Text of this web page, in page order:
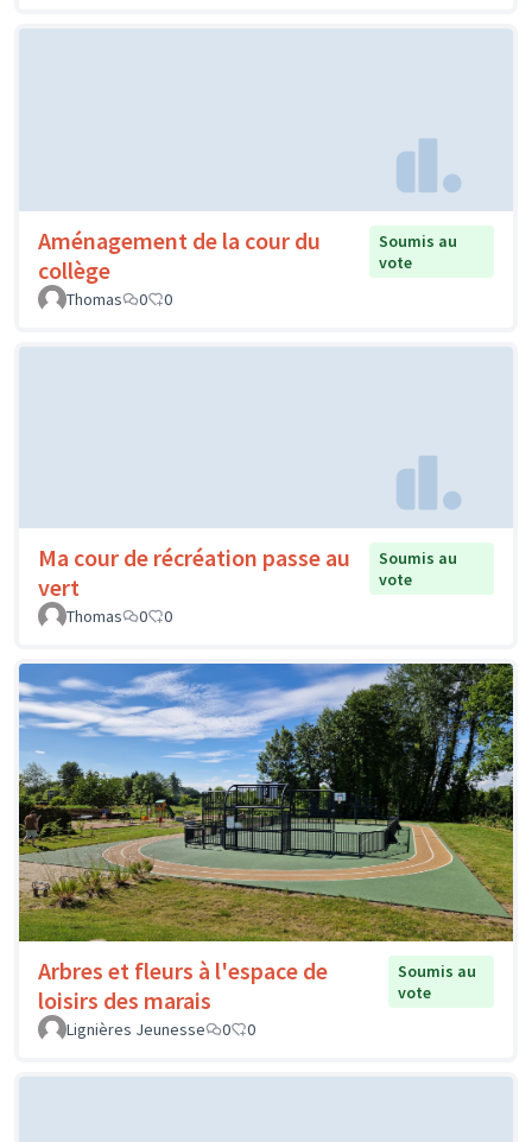
Aménagement de la cour du
collège
Soumis au
vote
Thomas
0 0
Ma cour de récréation passe au
vert
Soumis au
vote
Thomas
0 0
Arbres et fleurs à l'espace de
loisirs des marais
Soumis au
vote
Lignières Jeunesse
0 0